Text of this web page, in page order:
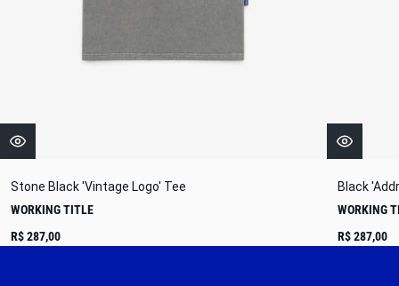
Stone Black 'Vintage Logo' Tee
WORKING TITLE
R$ 287,00
Black
WORKING
R$ 287,00